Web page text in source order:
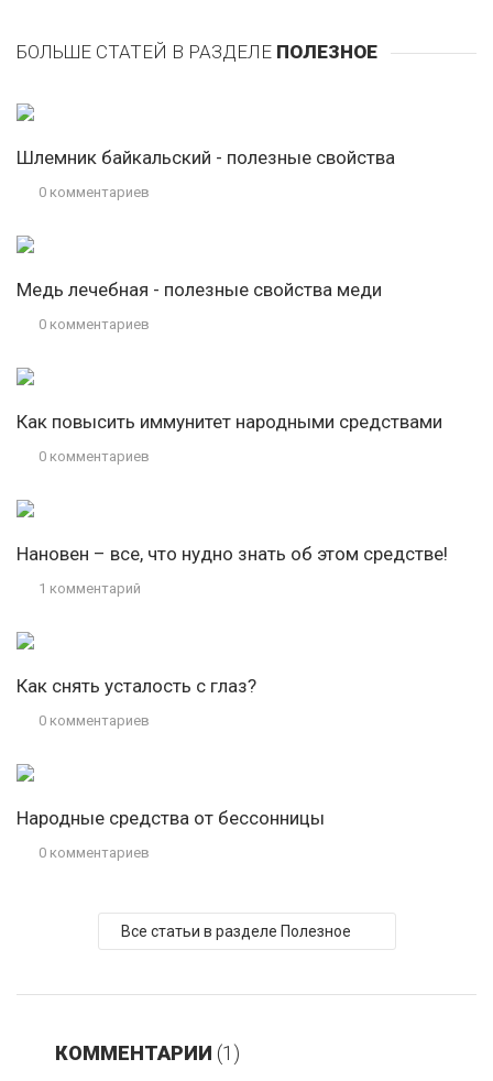
БОЛЬШЕ СТАТЕЙ В РАЗДЕЛЕ ПОЛЕЗНОЕ
Шлемник байкальский - полезные свойства
0 комментариев
Медь лечебная - полезные свойства меди
0 комментариев
Как повысить иммунитет народными средствами
0 комментариев
Нановен – все, что нудно знать об этом средстве!
1 комментарий
Как снять усталость с глаз?
0 комментариев
Народные средства от бессонницы
0 комментариев
Все статьи в разделе Полезное
КОММЕНТАРИИ (1)